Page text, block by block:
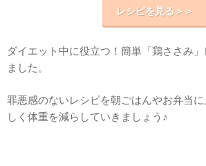
レシピを見る＞＞
ダイエット中に役立つ！簡単「鶏ささみ
ました。
罪悪感のないレシピを朝ごはんやお弁当
しく体重を減らしていきましょう♪